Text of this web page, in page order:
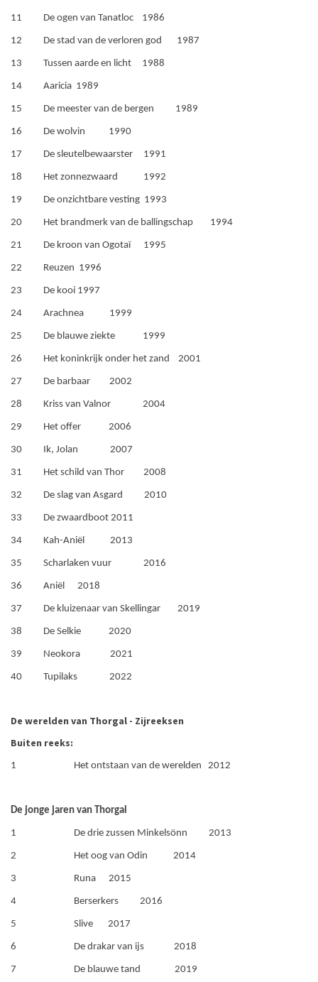
11 De ogen van Tanatloc 1986
12 De stad van de verloren god 1987
13 Tussen aarde en licht 1988
14 Aaricia 1989
15 De meester van de bergen 1989
16 De wolvin 1990
17 De sleutelbewaarster 1991
18 Het zonnezwaard 1992
19 De onzichtbare vesting 1993
20 Het brandmerk van de ballingschap 1994
21 De kroon van Ogotaï 1995
22 Reuzen 1996
23 De kooi 1997
24 Arachnea 1999
25 De blauwe ziekte 1999
26 Het koninkrijk onder het zand 2001
27 De barbaar 2002
28 Kriss van Valnor 2004
29 Het offer 2006
30 Ik, Jolan 2007
31 Het schild van Thor 2008
32 De slag van Asgard 2010
33 De zwaardboot 2011
34 Kah-Aniël 2013
35 Scharlaken vuur 2016
36 Aniël 2018
37 De kluizenaar van Skellingar 2019
38 De Selkie 2020
39 Neokora 2021
40 Tupilaks 2022
De werelden van Thorgal - Zijreeksen
Buiten reeks:
1 Het ontstaan van de werelden 2012
De jonge jaren van Thorgal
1 De drie zussen Minkelsönn 2013
2 Het oog van Odin 2014
3 Runa 2015
4 Berserkers 2016
5 Slive 2017
6 De drakar van ijs 2018
7 De blauwe tand 2019